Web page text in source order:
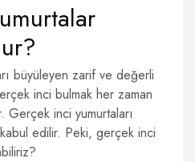
büyüleyen zarif ve değerli
inci bulmak her zaman
Gerçek inci yumurtaları
edilir. Peki, gerçek inci